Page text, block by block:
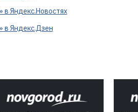
в Яндекс.Новостях
в Яндекс.Дзен